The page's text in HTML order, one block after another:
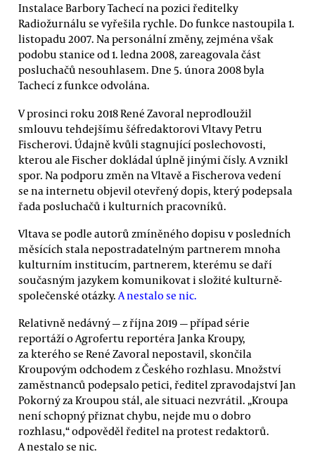
Instalace Barbory Tachecí na pozici ředitelky
Radiožurnálu se vyřešila rychle. Do funkce nastoupila 1.
listopadu 2007. Na personální změny, zejména však
podobu stanice od 1. ledna 2008, zareagovala část
posluchačů nesouhlasem. Dne 5. února 2008 byla
Tachecí z funkce odvolána.
V prosinci roku 2018 René Zavoral neprodloužil
smlouvu tehdejšímu šéfredaktorovi Vltavy Petru
Fischerovi. Údajně kvůli stagnující poslechovosti,
kterou ale Fischer dokládal úplně jinými čísly. A vznikl
spor. Na podporu změn na Vltavě a Fischerova vedení
se na internetu objevil otevřený dopis, který podepsala
řada posluchačů i kulturních pracovníků.
Vltava se podle autorů zmíněného dopisu v posledních
měsících stala nepostradatelným partnerem mnoha
kulturním institucím, partnerem, kterému se daří
současným jazykem komunikovat i složité kulturně-
společenské otázky. A nestalo se nic.
Relativně nedávný — z října 2019 — případ série
reportáží o Agrofertu reportéra Janka Kroupy,
za kterého se René Zavoral nepostavil, skončila
Kroupovým odchodem z Českého rozhlasu. Množství
zaměstnanců podepsalo petici, ředitel zpravodajství Jan
Pokorný za Kroupou stál, ale situaci nezvrátil. „Kroupa
není schopný přiznat chybu, nejde mu o dobro
rozhlasu,“ odpověděl ředitel na protest redaktorů.
A nestalo se nic.